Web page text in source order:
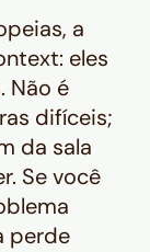
a
: eles
Não é
difíceis;
da sala
Se você
perde